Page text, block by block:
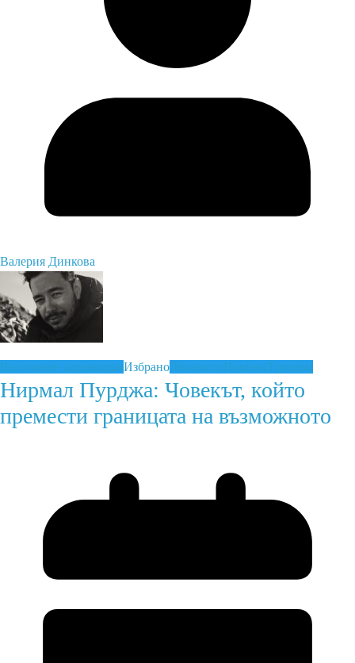
Валерия Динкова
Височинен алпинизъмИзбраноЛичности Новини Туризъм
Нирмал Пурджа: Човекът, който
премести границата на възможното